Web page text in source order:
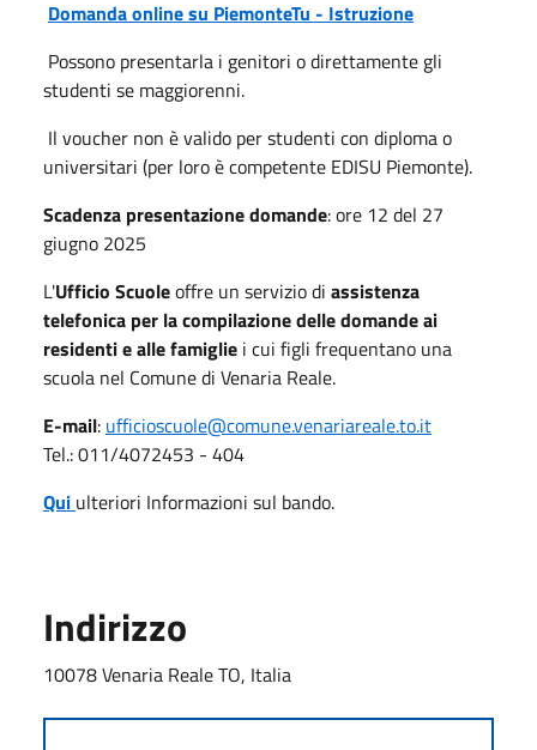
Domanda online su PiemonteTu - Istruzione
Possono presentarla i genitori o direttamente gli
studenti se maggiorenni.
Il voucher non è valido per studenti con diploma o
universitari (per loro è competente EDISU Piemonte).
Scadenza presentazione domande: ore 12 del 27
giugno 2025
L'Ufficio Scuoleoffre un servizio di assistenza
telefonica per la compilazione delle domande ai
residentie alle famiglie i cui figli frequentano una
scuola nel Comune di Venaria Reale.
E-mail: ufficioscuole@comune.venariareale.to.it
Tel.: 011/4072453 - 404
Qui ulteriori Informazioni sul bando.
Indirizzo
10078 Venaria Reale TO, Italia